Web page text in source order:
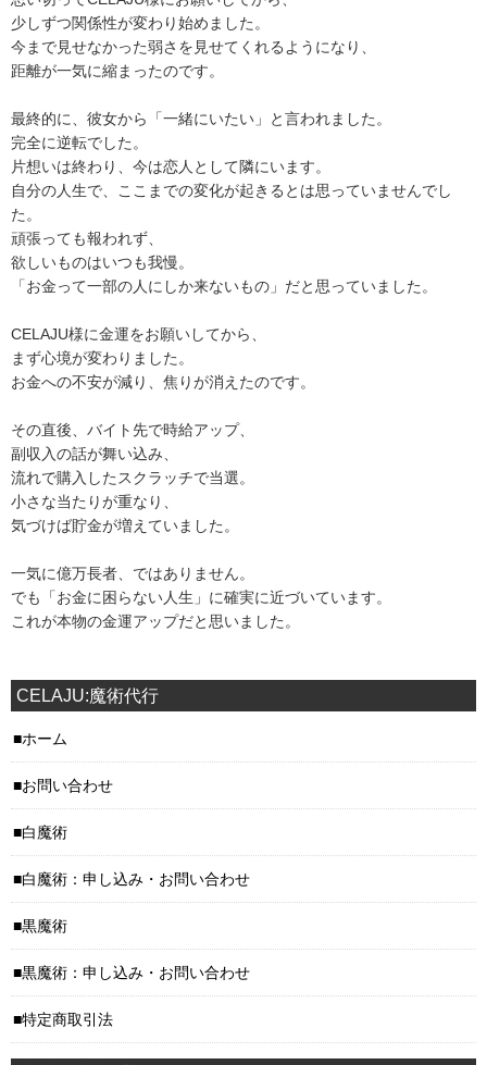
少しずつ関係性が変わり始めました。
今まで見せなかった弱さを見せてくれるようになり、
距離が一気に縮まったのです。
最終的に、彼女から「一緒にいたい」と言われました。
完全に逆転でした。
片想いは終わり、今は恋人として隣にいます。
自分の人生で、ここまでの変化が起きるとは思っていませんでし
た。
頑張っても報われず、
欲しいものはいつも我慢。
「お金って一部の人にしか来ないもの」だと思っていました。
CELAJU様に金運をお願いしてから、
まず心境が変わりました。
お金への不安が減り、焦りが消えたのです。
その直後、バイト先で時給アップ、
副収入の話が舞い込み、
流れで購入したスクラッチで当選。
小さな当たりが重なり、
気づけば貯金が増えていました。
一気に億万長者、ではありません。
でも「お金に困らない人生」に確実に近づいています。
これが本物の金運アップだと思いました。
CELAJU:魔術代行
ホーム
お問い合わせ
白魔術
白魔術：申し込み・お問い合わせ
黒魔術
黒魔術：申し込み・お問い合わせ
特定商取引法